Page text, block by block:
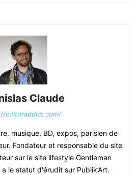
Claude
culturaddict.com/
musique, BD, expos, parisien de
Fondateur et responsable du site
sur le site lifestyle Gentleman
le statut d'érudit sur Publik’Art.